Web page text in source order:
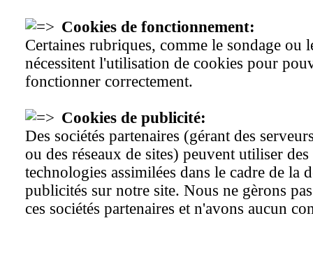
Cookies de fonctionnement:
Certaines rubriques, comme le sondage ou
nécessitent l'utilisation de cookies pour
fonctionner correctement.
Cookies de publicité:
Des sociétés partenaires (gérant des
ou des réseaux de sites) peuvent utiliser
technologies assimilées dans le cadre de la
publicités sur notre site. Nous ne gèrons
ces sociétés partenaires et n'avons aucun